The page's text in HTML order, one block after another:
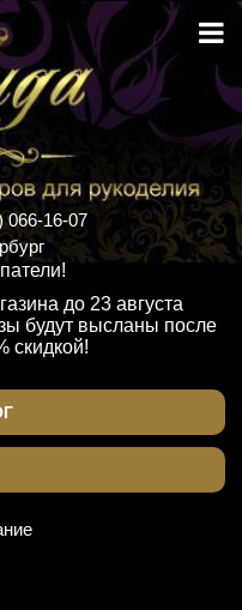
066-16-07
до 23 августа
будут высланы после
скидкой!